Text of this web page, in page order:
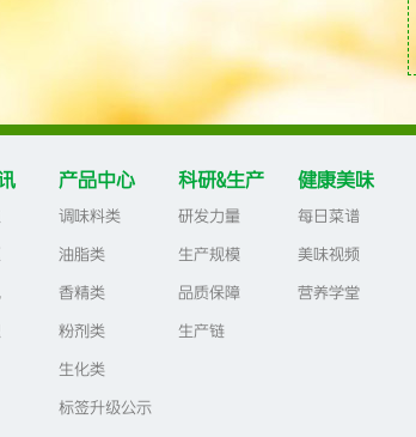
产品中心
调味料类
油脂类
香精类
粉剂类
生化类
标签升级公示
科研&生产
研发力量
生产规模
品质保障
生产链
健康美味
每日菜谱
美味视频
营养学堂